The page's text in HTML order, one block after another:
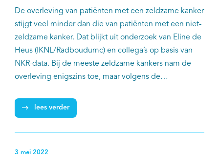
De overleving van patiënten met een zeldzame kanker
stijgt veel minder dan die van patiënten met een niet-
zeldzame kanker. Dat blijkt uit onderzoek van Eline de
Heus (IKNL/Radboudumc) en collega’s op basis van
NKR-data. Bij de meeste zeldzame kankers nam de
overleving enigszins toe, maar volgens de
behandeling en management van zeldzame kankers
nodig om het gat tussen zeldzame kankers en niet-
lees verder
3 mei 2022